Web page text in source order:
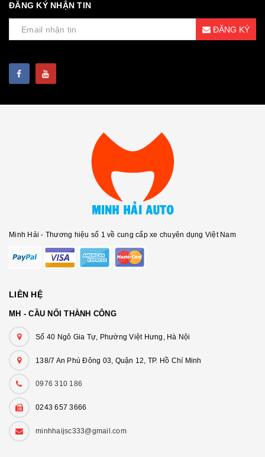
ĐĂNG KÝ NHẬN TIN
ĐĂNG KÝ
Minh Hải - Thương hiệu số 1 về cung cấp xe chuyên dụng Việt Nam
LIÊN HỆ
MH - CẦU NỐI THÀNH CÔNG
Số 40 Ngô Gia Tự, Phường Việt Hưng, Hà Nội
138/7 An Phú Đông 03, Quận 12, TP. Hồ Chí Minh
0976 310 186
0243 657 3666
minhhaijsc333@gmail.com